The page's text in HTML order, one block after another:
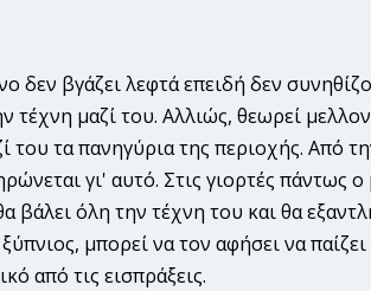
δεν βγάζει λεφτά επειδή δεν
τέχνη μαζί του. Αλλιώς, θεωρεί
του τα πανηγύρια της περιοχής. Από
γι' αυτό. Στις γιορτές πάντως
βάλει όλη την τέχνη του και θα
μπορεί να τον αφήσει να
από τις εισπράξεις.